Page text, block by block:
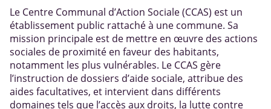
Le Centre Communal d’Action Sociale (CCAS) est un
établissement public rattaché à une commune. Sa
mission principale est de mettre en œuvre des actions
sociales de proximité en faveur des habitants,
notamment les plus vulnérables. Le CCAS gère
l’instruction de dossiers d’aide sociale, attribue des
aides facultatives, et intervient dans différents
domaines tels que l’accès aux droits, la lutte contre